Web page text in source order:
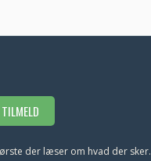
der læser om hvad der sker.